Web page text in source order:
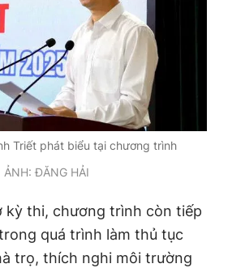
Triết phát biểu tại chương trình
ẢNH: ĐĂNG HẢI
kỳ thi, chương trình còn tiếp
quá trình làm thủ tục
trọ, thích nghi môi trường